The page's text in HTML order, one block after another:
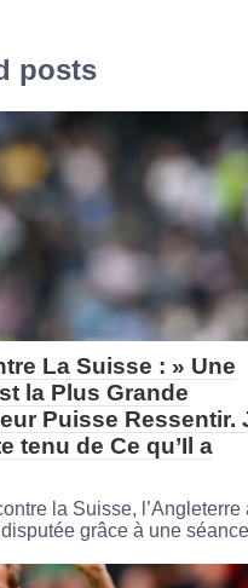
posts
La Suisse : » Une
la Plus Grande
Puisse Ressentir.
tenu de Ce qu’Il a
la Suisse, l’Angleterre
grâce à une séance